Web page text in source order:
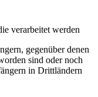
verarbeitet werden
gegenüber denen
sind oder noch
in Drittländern